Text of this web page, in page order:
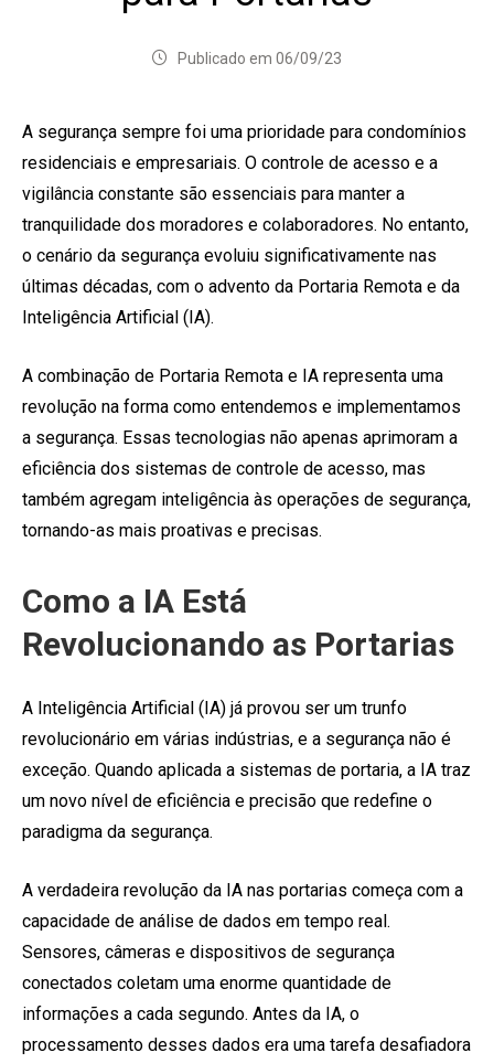
Publicado em 06/09/23
A segurança sempre foi uma prioridade para condomínios
residenciais e empresariais. O controle de acesso e a
vigilância constante são essenciais para manter a
tranquilidade dos moradores e colaboradores. No entanto,
o cenário da segurança evoluiu significativamente nas
últimas décadas, com o advento da Portaria Remota e da
Inteligência Artificial (IA).
A combinação de Portaria Remota e IA representa uma
revolução na forma como entendemos e implementamos
a segurança. Essas tecnologias não apenas aprimoram a
eficiência dos sistemas de controle de acesso, mas
também agregam inteligência às operações de segurança,
tornando-as mais proativas e precisas.
Como a IA Está
Revolucionando as Portarias
A Inteligência Artificial (IA) já provou ser um trunfo
revolucionário em várias indústrias, e a segurança não é
exceção. Quando aplicada a sistemas de portaria, a IA traz
um novo nível de eficiência e precisão que redefine o
paradigma da segurança.
A verdadeira revolução da IA nas portarias começa com a
capacidade de análise de dados em tempo real.
Sensores, câmeras e dispositivos de segurança
conectados coletam uma enorme quantidade de
informações a cada segundo. Antes da IA, o
processamento desses dados era uma tarefa desafiadora